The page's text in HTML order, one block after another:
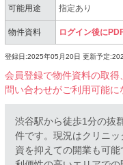
可能用途 指定あり
物件資料 ログイン後に
登録日:2025年05月20日 更新予定
会員登録で物件資料の取得
問い合わせがご利用可能に
渋谷駅から徒歩1分の抜
件です。現況はクリニ
資を抑えての開業も可能